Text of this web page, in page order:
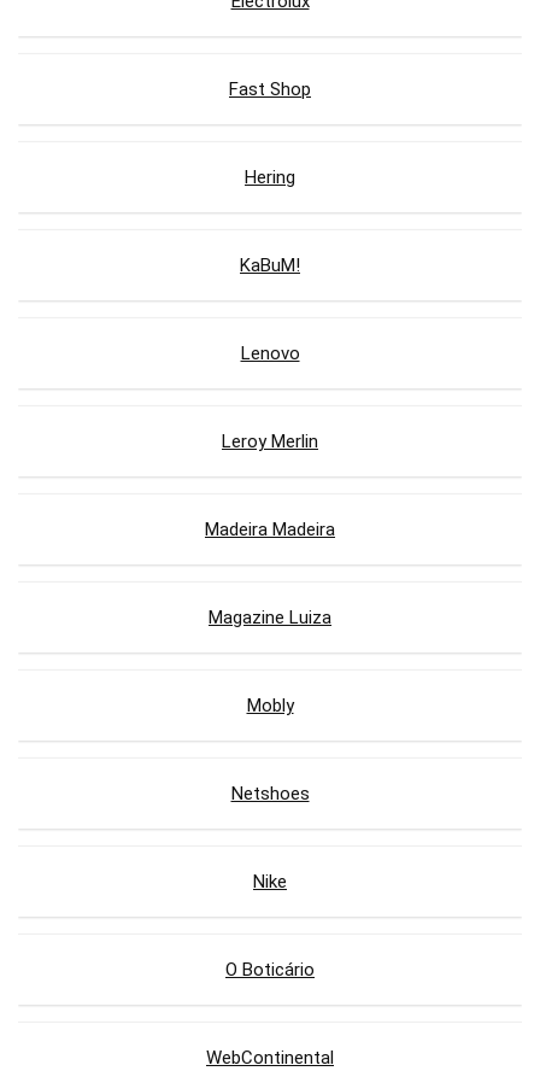
Fast Shop
Hering
KaBuM!
Lenovo
Leroy Merlin
Madeira Madeira
Magazine Luiza
Mobly
Netshoes
Nike
O Boticário
WebContinental